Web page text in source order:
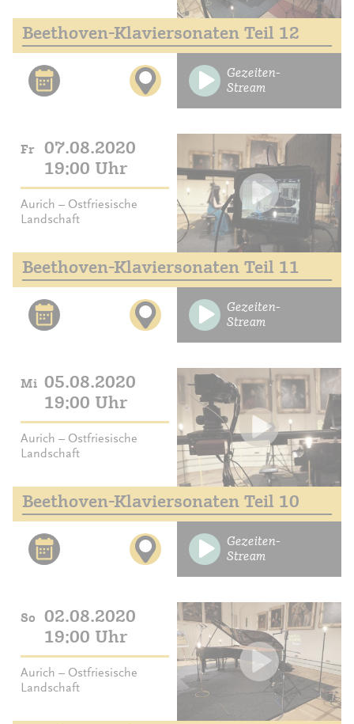
Beethoven-Klaviersonaten Teil 12
Gezeiten-
Stream
Fr
07.08.2020
19:00 Uhr
Aurich – Ostfriesische
Landschaft
Beethoven-Klaviersonaten Teil 11
Gezeiten-
Stream
Mi 05.08.2020
19:00 Uhr
Aurich – Ostfriesische
Landschaft
Beethoven-Klaviersonaten Teil 10
Gezeiten-
Stream
So
02.08.2020
19:00 Uhr
Aurich – Ostfriesische
Landschaft